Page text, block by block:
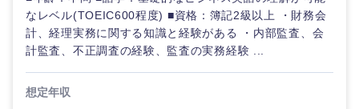
不動産専
門職
建設・施
法律・特許事務所・監査法人
関東地方
なレベル(TOEIC600程度) ■資格：簿記2級以上 ・財務会
計、経理実務に関する知識と経験がある ・内部監査、会
計監査、不正調査の経験、監査の実務経験 ...
想定年収